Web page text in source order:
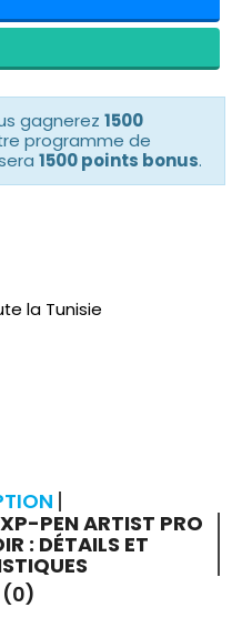
gagnerez 1500
programme de
1500 points bonus.
la Tunisie
PEN ARTIST PRO
: DÉTAILS ET
(0)